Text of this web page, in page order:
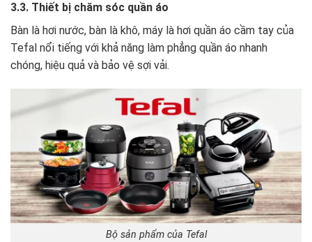
3.3. Thiết bị chăm sóc quần áo
Bàn là hơi nước, bàn là khô, máy là hơi quần áo cầm tay của
Tefal nổi tiếng với khả năng làm phẳng quần áo nhanh
chóng, hiệu quả và bảo vệ sợi vải.
Bộ sản phẩm của Tefal